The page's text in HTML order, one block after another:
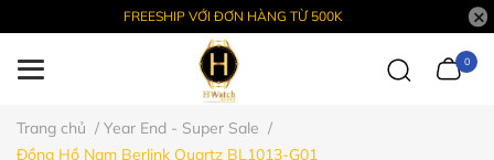
FREESHIP VỚI ĐƠN HÀNG TỪ 500K
0
Trang chủ / Year End - Super Sale /
Đồng Hồ Nam Berlink Quartz BL1013-G01